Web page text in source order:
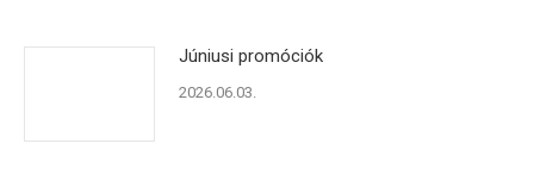
Júniusi promóciók
2026.06.03.